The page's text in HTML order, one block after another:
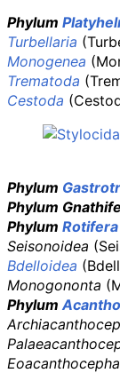
Phylum
Turbellaria
Monogenea
Trematoda
Cestoda
Phylum
Phylum
Phylum Rotifera
Seisonoidea
Bdelloidea
Monogononta
Phylum